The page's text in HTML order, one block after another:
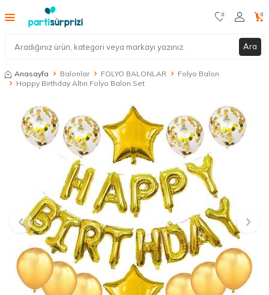
Ara
0 0
Anasayfa Balonlar FOLYO BALONLAR
Folyo Balon
Happy Birthday Altın Folyo Balon Set